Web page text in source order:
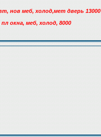
нов меб, холод,мет дверь 13000
окна, меб, холод, 8000